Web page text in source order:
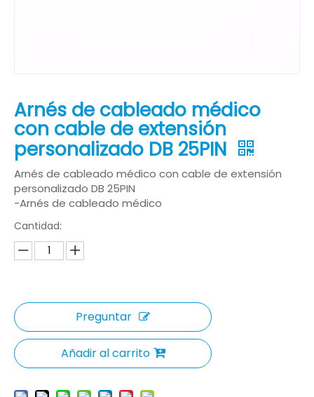
Arnés de cableado médico
con cable de extensión
personalizado DB 25PIN
Arnés de cableado médico con cable de extensión
personalizado DB 25PIN
-Arnés de cableado médico
Cantidad:
Preguntar
Añadir al carrito